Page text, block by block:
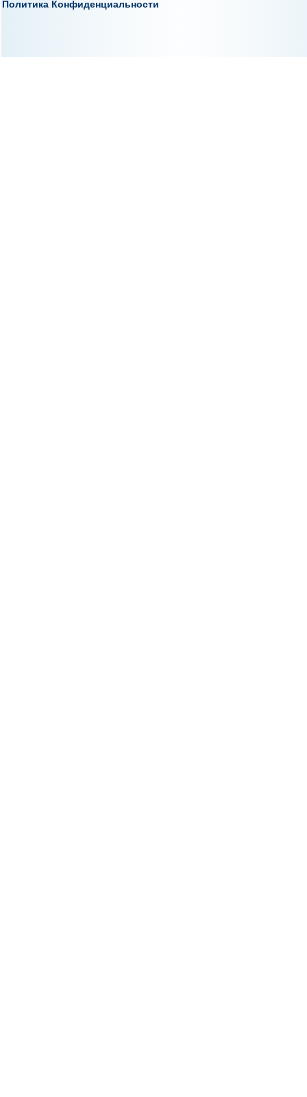
Политика Конфиденциальности